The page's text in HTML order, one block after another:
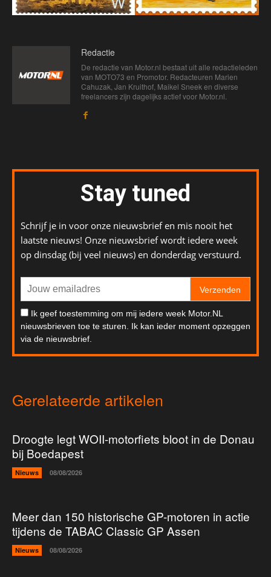
Redactie
De redactie van Motor.nl bestaat uit alle redactieleden
van MOTO73 en Promotor. Redacteuren Marien
Cahuzak, Jan Kruithof, Maikel Sneek en diverse
freelancers zijn dagelijks actief voor Motor.nl.
Stay tuned
Schrijf je in voor onze nieuwsbrief en mis nooit het
laatste nieuws! Onze nieuwsbrief wordt iedere week
op dinsdag (bij veel nieuws) en donderdag verstuurd.
Verzenden
Ik geef toestemming om mij iedere week Motor.NL
nieuwsbrieven toe te sturen. Ik kan ieder moment opzeggen
via de nieuwsbrief.
Gerelateerde artikelen
Droogte legt WOII-motorfiets bloot in de Donau
bij Boedapest
Nieuws 08/08/2026
Meer dan 150 historische GP-motoren in actie
tijdens de TABAC Classic GP Assen
Nieuws 08/08/2026